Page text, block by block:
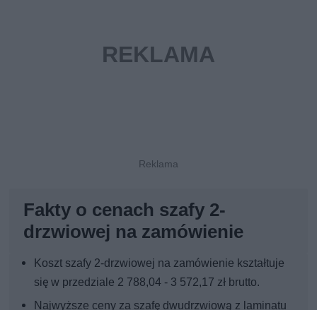
Fakty o cenach szafy 2-
drzwiowej na zamówienie
Koszt szafy 2-drzwiowej na zamówienie kształtuje
się w przedziale 2 788,04 - 3 572,17 zł brutto.
Najwyższe ceny za szafę dwudrzwiową z laminatu